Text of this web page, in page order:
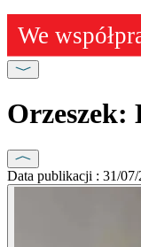
Orzeszek:
Data publikacji : 31/07/